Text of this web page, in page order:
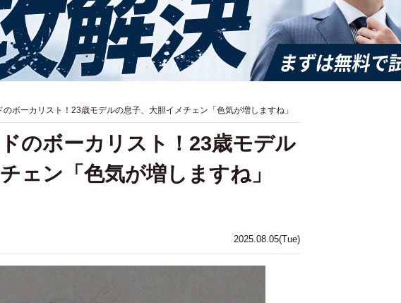
ボーカリスト！23歳モデルの息子、大胆イメチェン「色気が増しますね」
2025.08.05(Tue)
のボーカリスト！23歳モデル
ェン「色気が増しますね」